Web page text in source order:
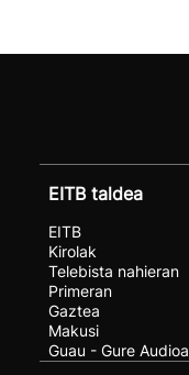
EITB taldea
EITB
Kirolak
Telebista nahieran
Primeran
Gaztea
Makusi
Guau - Gure Audioa